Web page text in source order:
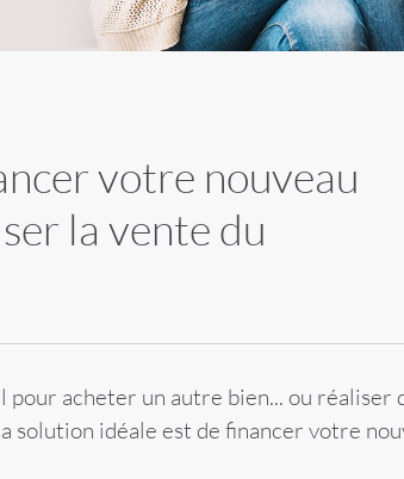
votre nouveau
la vente du
acheter un autre bien... ou réaliser
solution idéale est de financer votre